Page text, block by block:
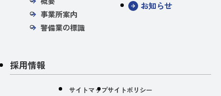
事業所案内
警備業の標識
お知らせ
採用情報
サイトマップサイトポリシー